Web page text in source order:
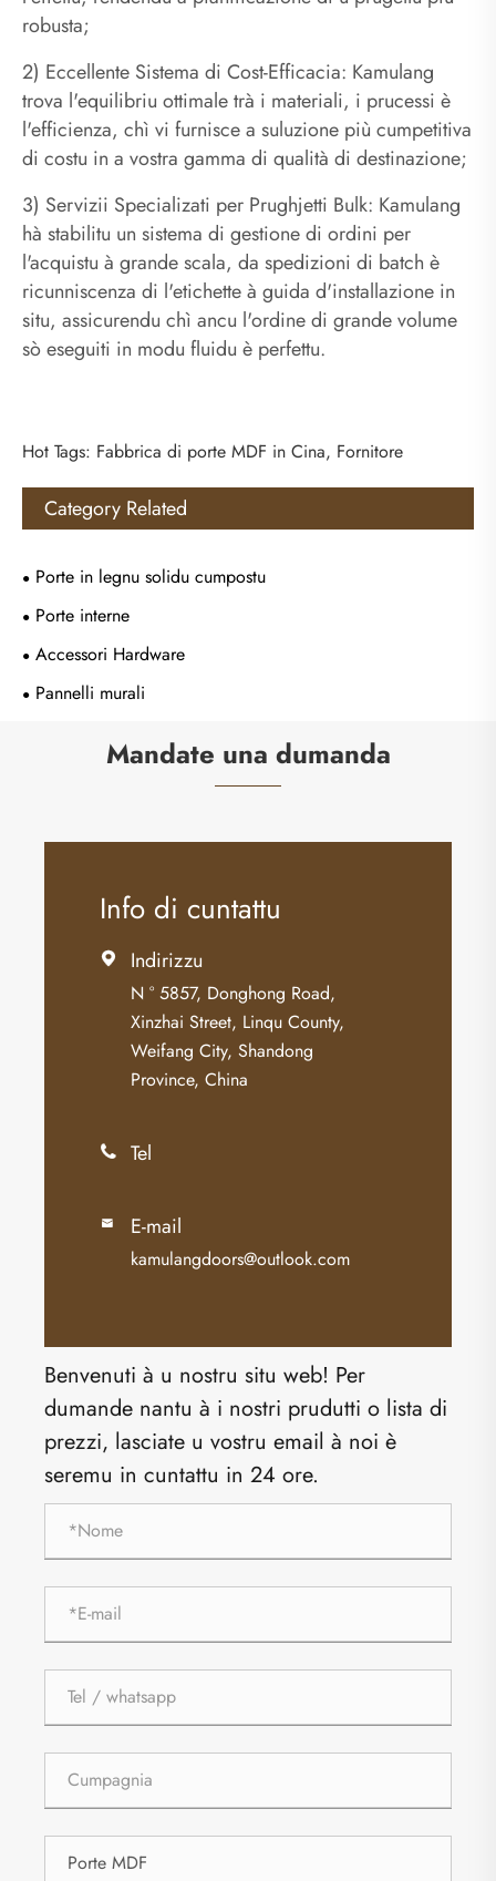
robusta;
2) Eccellente Sistema di Cost-Efficacia: Kamulang
trova l'equilibriu ottimale trà i materiali, i prucessi è
l'efficienza, chì vi furnisce a suluzione più cumpetitiva
di costu in a vostra gamma di qualità di destinazione;
3) Servizii Specializati per Prughjetti Bulk: Kamulang
hà stabilitu un sistema di gestione di ordini per
l'acquistu à grande scala, da spedizioni di batch è
ricunniscenza di l'etichette à guida d'installazione in
situ, assicurendu chì ancu l'ordine di grande volume
sò eseguiti in modu fluidu è perfettu.
Hot Tags: Fabbrica di porte MDF in Cina, Fornitore
Category Related
Porte in legnu solidu cumpostu
Porte interne
Accessori Hardware
Pannelli murali
Mandate una dumanda
Info di cuntattu
 Indirizzu
N ° 5857, Donghong Road,
Xinzhai Street, Linqu County,
Weifang City, Shandong
Province, China
 Tel
 E-mail
kamulangdoors@outlook.com
Benvenuti à u nostru situ web! Per
dumande nantu à i nostri prudutti o lista di
prezzi, lasciate u vostru email à noi è
seremu in cuntattu in 24 ore.